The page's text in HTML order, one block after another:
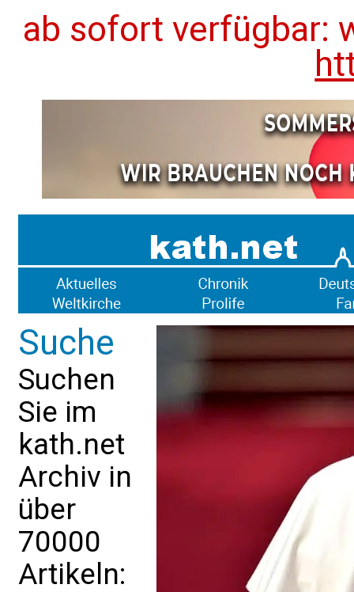
ab sofort verfügbar:
Suche
Suchen
Sie im
kath.net
Archiv in
über
70000
Artikeln: